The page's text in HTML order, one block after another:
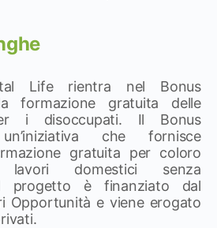
Life rientra nel Bonus
formazione gratuita delle
i disoccupati. Il Bonus
che fornisce
gratuita per coloro
domestici senza
progetto è finanziato dal
Opportunità e viene erogato